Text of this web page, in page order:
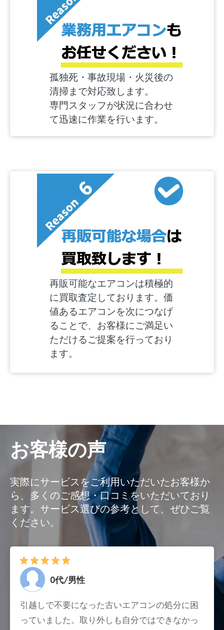
孤独死・事故現場・火災後の
清掃まで対応致します。
専門スタッフが状況に合わせ
て迅速に作業を行います。
再販可能なエアコンは積極的
に買取査定しております。価
値あるエアコンを次につなげ
ることで、お客様にご満足い
ただけるご提案を行っており
ます。
お客様の声
実際にサービスをご利用いただいたお客様か
ら、多くのご感想・口コミをいただいており
ます。サービス選びの参考として、ぜひご覧
ください。
0代/男性
引越しで不要になった古いエアコンの処分に困
っていました。取り外しも自分ではできなかっ